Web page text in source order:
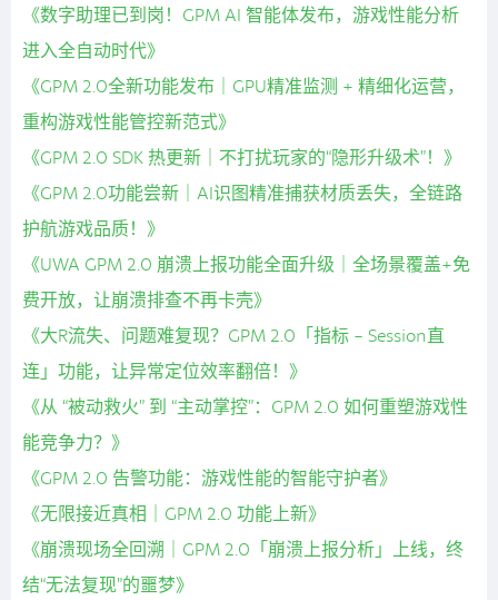
《数字助理已到岗！GPM AI 智能体发布，游戏性能分析
进入全自动时代》
《GPM 2.0全新功能发布｜GPU精准监测 + 精细化运营，
重构游戏性能管控新范式》
《GPM 2.0 SDK 热更新｜不打扰玩家的“隐形升级术”！》
《GPM 2.0功能尝新｜AI识图精准捕获材质丢失，全链路
护航游戏品质！》
《UWA GPM 2.0 崩溃上报功能全面升级｜全场景覆盖+免
费开放，让崩溃排查不再卡壳》
《大R流失、问题难复现？GPM 2.0「指标 - Session直
连」功能，让异常定位效率翻倍！》
《从 “被动救火” 到 “主动掌控”：GPM 2.0 如何重塑游戏性
能竞争力？》
《GPM 2.0 告警功能：游戏性能的智能守护者》
《无限接近真相｜GPM 2.0 功能上新》
《崩溃现场全回溯｜GPM 2.0「崩溃上报分析」上线，终
结“无法复现”的噩梦》